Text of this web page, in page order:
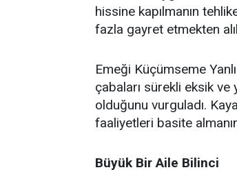
hissine kapılmanın
fazla gayret etmekten
Emeği Küçümseme
çabaları sürekli eksik
olduğunu vurguladı.
faaliyetleri basite
Büyük Bir Aile Bilinci